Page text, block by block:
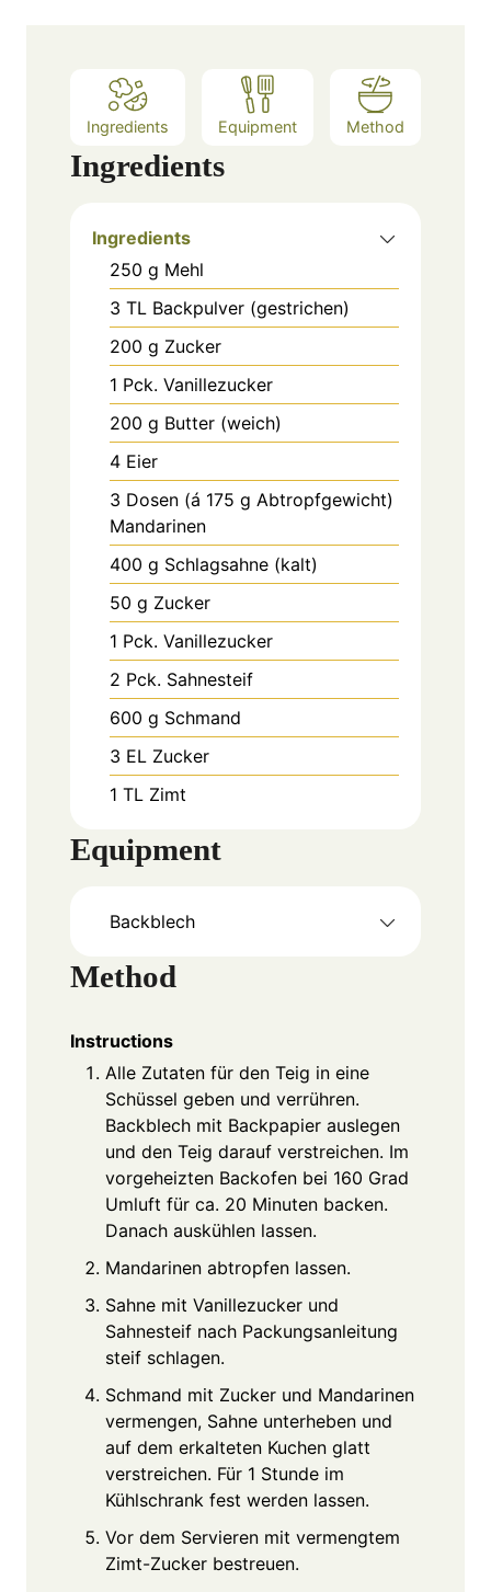
Ingredients Equipment Method
Ingredients
Ingredients
250 g Mehl
3 TL Backpulver (gestrichen)
200 g Zucker
1 Pck. Vanillezucker
200 g Butter (weich)
4 Eier
3 Dosen (á 175 g Abtropfgewicht)
Mandarinen
400 g Schlagsahne (kalt)
50 g Zucker
1 Pck. Vanillezucker
2 Pck. Sahnesteif
600 g Schmand
3 EL Zucker
1 TL Zimt
Equipment
Backblech
Method
Instructions
Alle Zutaten für den Teig in eine
Schüssel geben und verrühren.
Backblech mit Backpapier auslegen
und den Teig darauf verstreichen. Im
vorgeheizten Backofen bei 160 Grad
Umluft für ca. 20 Minuten backen.
Danach auskühlen lassen.
Mandarinen abtropfen lassen.
Sahne mit Vanillezucker und
Sahnesteif nach Packungsanleitung
steif schlagen.
Schmand mit Zucker und Mandarinen
vermengen, Sahne unterheben und
auf dem erkalteten Kuchen glatt
verstreichen. Für 1 Stunde im
Kühlschrank fest werden lassen.
Vor dem Servieren mit vermengtem
Zimt-Zucker bestreuen.